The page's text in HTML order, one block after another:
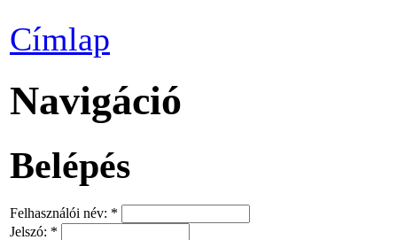
Címlap
Navigáció
Belépés
Felhasználói név: *
Jelszó: *